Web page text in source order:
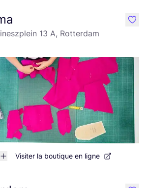
13 A, Rotterdam
Visiter la boutique en ligne
like